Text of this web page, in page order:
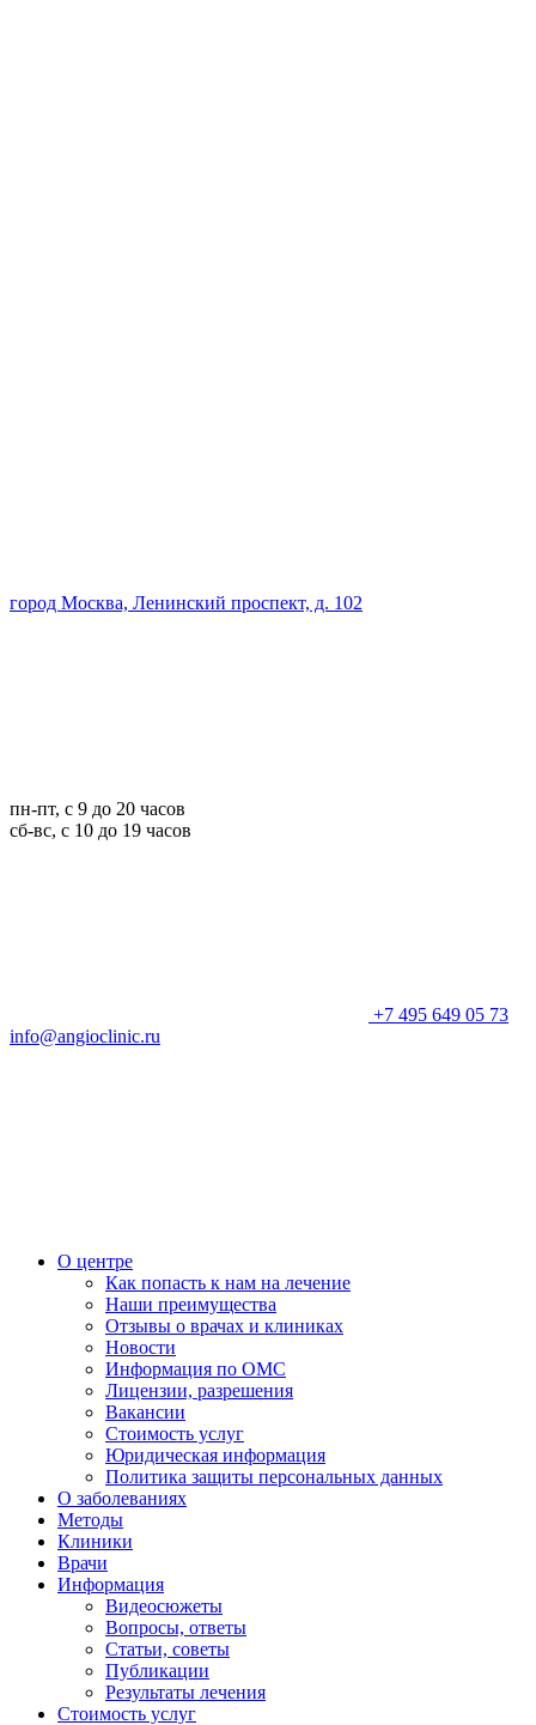
город Москва, Ленинский проспект, д. 102
пн-пт, с 9 до 20 часов
сб-вс, с 10 до 19 часов
+7 495 649 05 73
info@angioclinic.ru
О центре
Как попасть к нам на лечение
Наши преимущества
Отзывы о врачах и клиниках
Новости
Информация по ОМС
Лицензии, разрешения
Вакансии
Стоимость услуг
Юридическая информация
Политика защиты персональных данных
О заболеваниях
Методы
Клиники
Врачи
Информация
Видеосюжеты
Вопросы, ответы
Статьи, советы
Публикации
Результаты лечения
Стоимость услуг